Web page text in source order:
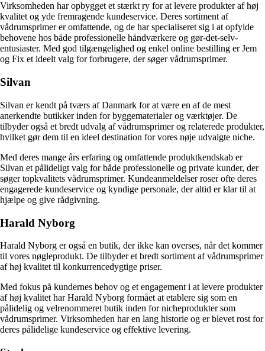
Virksomheden har opbygget et stærkt ry for at levere produkter af høj
kvalitet og yde fremragende kundeservice. Deres sortiment af
vådrumsprimer er omfattende, og de har specialiseret sig i at opfylde
behovene hos både professionelle håndværkere og gør-det-selv-
entusiaster. Med god tilgængelighed og enkel online bestilling er Jem
og Fix et ideelt valg for forbrugere, der søger vådrumsprimer.
Silvan
Silvan er kendt på tværs af Danmark for at være en af de mest
anerkendte butikker inden for byggematerialer og værktøjer. De
tilbyder også et bredt udvalg af vådrumsprimer og relaterede produkter,
hvilket gør dem til en ideel destination for vores nøje udvalgte niche.
Med deres mange års erfaring og omfattende produktkendskab er
Silvan et pålideligt valg for både professionelle og private kunder, der
søger topkvalitets vådrumsprimer. Kundeanmeldelser roser ofte deres
engagerede kundeservice og kyndige personale, der altid er klar til at
hjælpe og give rådgivning.
Harald Nyborg
Harald Nyborg er også en butik, der ikke kan overses, når det kommer
til vores nøgleprodukt. De tilbyder et bredt sortiment af vådrumsprimer
af høj kvalitet til konkurrencedygtige priser.
Med fokus på kundernes behov og et engagement i at levere produkter
af høj kvalitet har Harald Nyborg formået at etablere sig som en
pålidelig og velrenommeret butik inden for nicheprodukter som
vådrumsprimer. Virksomheden har en lang historie og er blevet rost for
deres pålidelige kundeservice og effektive levering.